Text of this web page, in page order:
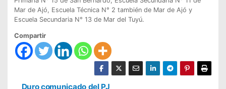
Mar de Ajó, Escuela Técnica N° 2 también de Mar de Ajó y
Escuela Secundaria N° 13 de Mar del Tuyú.
Compartir
Duro comunicado del PJ